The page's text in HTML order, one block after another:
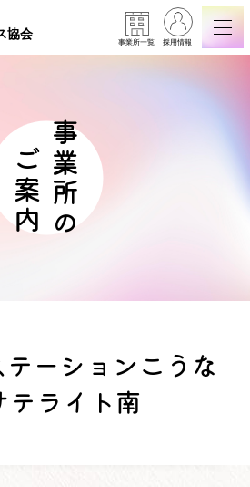
協会
事業所一覧 採用情報
事業所の
ご案内
ーションこうな
テライト南